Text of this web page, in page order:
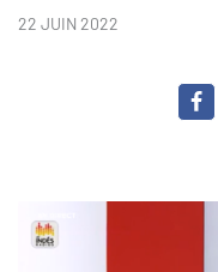
22 JUIN 2022